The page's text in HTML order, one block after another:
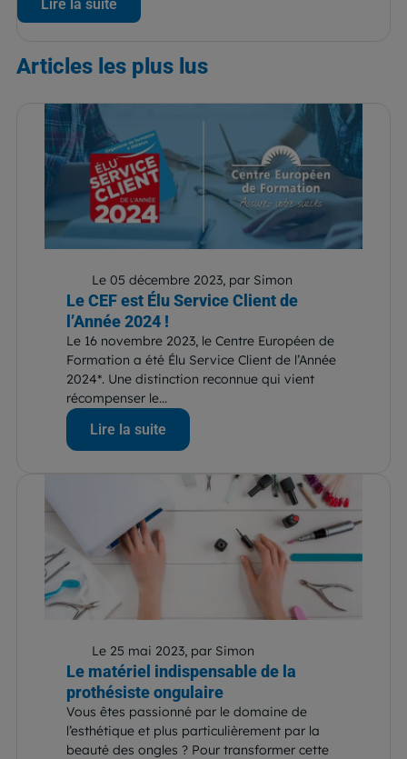
Lire la suite
Articles les plus lus
Le 05 décembre 2023, par Simon
Le CEF est Élu Service Client de
l’Année 2024 !
Le 16 novembre 2023, le Centre Européen de
Formation a été Élu Service Client de l’Année
2024*. Une distinction reconnue qui vient
récompenser le...
Lire la suite
Le 25 mai 2023, par Simon
Le matériel indispensable de la
prothésiste ongulaire
Vous êtes passionné par le domaine de
l’esthétique et plus particulièrement par la
beauté des ongles ? Pour transformer cette